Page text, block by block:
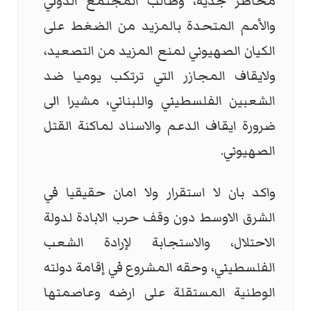
والأمم المتحدة بالمزيد من الضغط على
الكيان الصهيوني لمنع المزيد من التصعيد،
ولايقاف المجازر التي ترتكب يوميا ضد
الشعبين الفلسطيني واللبناني، مشيرا الى
ضرورة ايقاف الدعم والاسناد لماكنة القتل
الصهيوني.
واكد بان لا استقرار ولا امان حقيقيا في
الشرق الاوسط دون وقف حرب الابادة لدولة
الاحتلال، والاستجابة لإرادة الشعب
الفلسطيني، وحقه المشروع في إقامة دولته
الوطنية المستقلة على ارضه وعاصمتها